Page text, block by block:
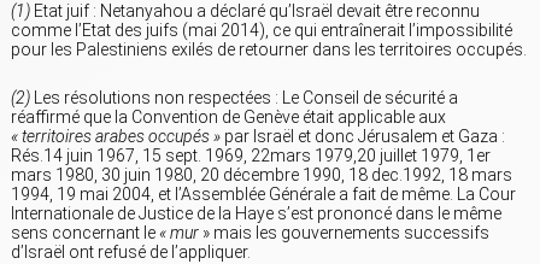
(1) Etat juif : Netanyahou a déclaré qu’Israël devait être reconnu
comme l’Etat des juifs (mai 2014), ce qui entraînerait l’impossibilité
pour les Palestiniens exilés de retourner dans les territoires occupés.
(2) Les résolutions non respectées : Le Conseil de sécurité a
réaffirmé que la Convention de Genève était applicable aux
« territoires arabes occupés » par Israël et donc Jérusalem et Gaza :
Rés.14 juin 1967, 15 sept. 1969, 22mars 1979,20 juillet 1979, 1er
mars 1980, 30 juin 1980, 20 décembre 1990, 18 dec.1992 , 18 mars
1994, 19 mai 2004, et l’Assemblée Générale a fait de même. La Cour
Internationale de Justice de la Haye s’est prononcé dans le même
sens concernant le« mur » mais les gouvernements successifs
d’Israël ont refusé de l’appliquer.